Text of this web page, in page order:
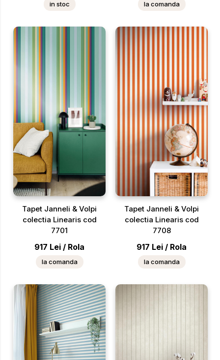
in stoc la comanda
Tapet Janneli & Volpi
colectia Linearis cod
7701
917 Lei / Rola
la comanda
Tapet Janneli & Volpi
colectia Linearis cod
7708
917 Lei / Rola
la comanda